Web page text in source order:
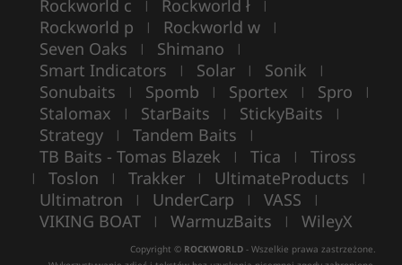
Rockworld c | Rockworld ł |
Rockworld p | Rockworld w |
Seven Oaks | Shimano |
Smart Indicators | Solar | Sonik |
Sonubaits | Spomb | Sportex | Spro |
Stalomax | StarBaits | StickyBaits |
Strategy | Tandem Baits |
TB Baits - Tomas Blazek | Tica | Tiross
| Toslon | Trakker | UltimateProducts |
Ultimatron | UnderCarp | VASS |
VIKING BOAT | WarmuzBaits | WileyX
Copyright © ROCKWORLD - Wszelkie prawa zastrzeżone.